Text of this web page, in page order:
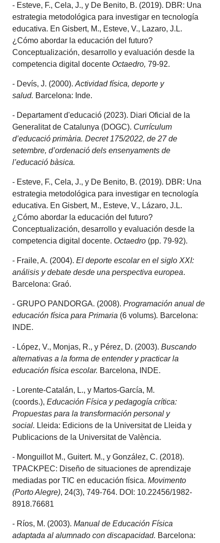
- Esteve, F., Cela, J., y De Benito, B. (2019). DBR: Una
estrategia metodológica para investigar en tecnología
educativa. En Gisbert, M., Esteve, V., Lazaro, J.L.
¿Cómo abordar la educación del futuro?
Conceptualización, desarrollo y evaluación desde la
competencia digital docente Octaedro, 79-92.
- Devís, J. (2000).Actividad física, deporte y
salud. Barcelona: Inde.
- Departament d'educació (2023). Diari Oficial de la
Generalitat de Catalunya (DOGC). Currículum
d’educació primària. Decret 175/2022, de 27 de
setembre, d’ordenació dels ensenyaments de
l’educació bàsica.
- Esteve, F., Cela, J., y De Benito, B. (2019). DBR: Una
estrategia metodológica para investigar en tecnología
educativa. En Gisbert, M., Esteve, V., Lázaro, J.L.
¿Cómo abordar la educación del futuro?
Conceptualización, desarrollo y evaluación desde la
competencia digital docente. Octaedro (pp. 79-92).
- Fraile, A. (2004).El deporte escolar en el siglo XXI:
análisis y debate desde una perspectiva europea.
Barcelona: Graó.
- GRUPO PANDORGA. (2008).Programación anual de
educación física para Primaria (6 volums). Barcelona:
INDE.
- López, V., Monjas, R., y Pérez, D. (2003).Buscando
alternativas a la forma de entender y practicar la
educación física escolar. Barcelona, INDE.
- Lorente-Catalán, L., y Martos-García, M.
(coords.),Educación Física y pedagogía crítica:
Propuestas para la transformación personal y
social. Lleida: Edicions de la Universitat de Lleida y
Publicacions de la Universitat de València.
- Monguillot M., Guitert. M., y González, C. (2018).
TPACKPEC: Diseño de situaciones de aprendizaje
mediadas por TIC en educación física.Movimento
(Porto Alegre), 24(3), 749-764. DOI: 10.22456/1982-
8918.76681
- Ríos, M. (2003).Manual de Educación Física
adaptada al alumnado con discapacidad. Barcelona: